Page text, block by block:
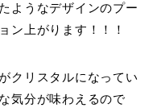
ようなデザインのプー
ン上がります！！！
クリスタルになってい
気分が味わえるので